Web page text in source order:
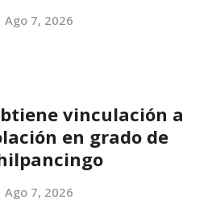
Ago 7, 2026
vinculación a
en grado de
Ago 7, 2026